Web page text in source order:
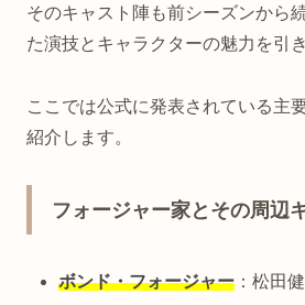
そのキャスト陣も前シーズンから
た演技とキャラクターの魅力を引
ここでは公式に発表されている主
紹介します。
フォージャー家とその周辺
ボンド・フォージャー ：松田